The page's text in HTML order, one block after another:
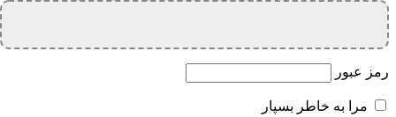
رمز عبور
مرا به خاطر بسپار